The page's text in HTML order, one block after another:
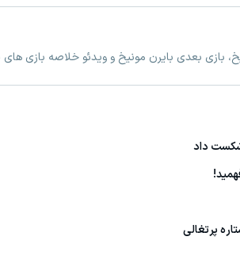
بازی بعدی بایرن مونیخ و ویدئو خلاصه بازی های
پرتغالی